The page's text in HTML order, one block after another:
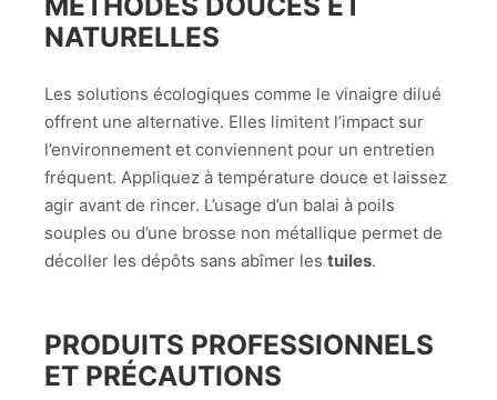
NATURELLES
Les solutions écologiques comme le vinaigre dilué
offrent une alternative. Elles limitent l’impact sur
l’environnement et conviennent pour un entretien
fréquent. Appliquez à température douce et laissez
agir avant de rincer. L’usage d’un balai à poils
souples ou d’une brosse non métallique permet de
décoller les dépôts sans abîmer les tuiles.
PRODUITS PROFESSIONNELS
ET PRÉCAUTIONS